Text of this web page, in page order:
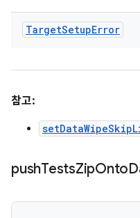
TargetSetupError
참고:
pushTestsZipOnto